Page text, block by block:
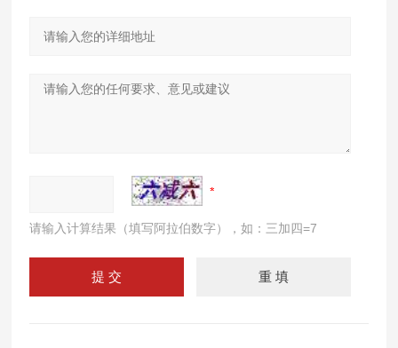
请输入计算结果（填写阿拉伯数字），如：三加四=7